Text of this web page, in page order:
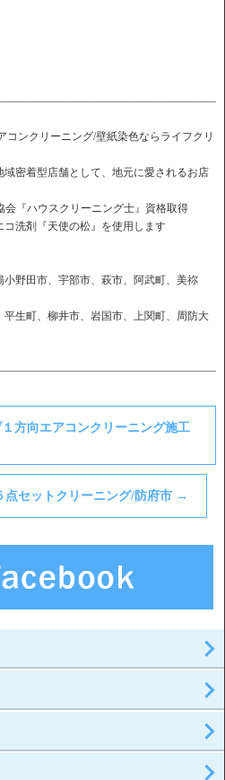
コンクリーニング/壁紙染色ならライフクリ
密着型店舗として、地元に愛されるお店
『ハウスクリーニング士』資格取得
洗剤『天使の松』を使用します
野田市、宇部市、萩市、阿武町、美祢
生町、柳井市、岩国市、上関町、周防大
方向エアコンクリーニング施工
点セットクリーニング/防府市 →